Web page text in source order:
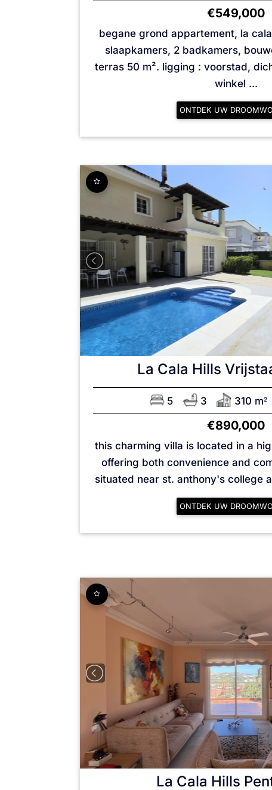
€549,000
begane grond appartement, la
slaapkamers, 2 badkamers,
terras 50 m². ligging : voorstad,
winkel ...
ONTDEK UW
La Cala Hills
5 3 310 m2
€890,000
this charming villa is located in a
offering both convenience and
situated near st. anthony's college
ONTDEK UW
La Cala Hills